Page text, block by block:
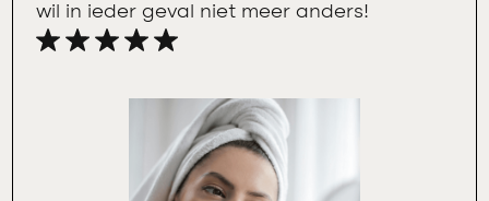
wil in ieder geval niet meer anders!